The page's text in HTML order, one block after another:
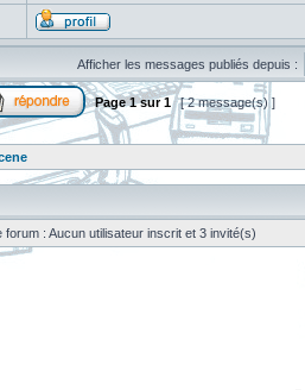
Afficher les messages publiés depuis :
Page 1sur1 [ 2 message(s) ]
: Aucun utilisateur inscrit et 3 invité(s)